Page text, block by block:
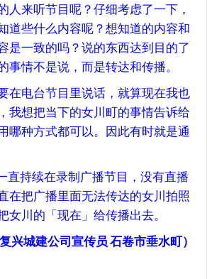
人来听节目呢？仔细考虑了一下，
道些什么内容呢？想知道的内容和
是一致的吗？说的东西达到目的了
事情不是说，而是转达和传播。
在电台节目里说话，就算现在我也
我想把当下的女川町的事情告诉给
哪种方式都可以。因此有时就是通
直持续在录制广播节目，没有直播
在把广播里面无法传达的女川拍照
女川的「现在」给传播出去。
兴城建公司宣传员 石卷市垂水町）